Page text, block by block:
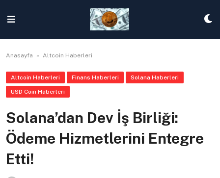
content
Anasayfa » Altcoin Haberleri
Altcoin Haberleri Finans Haberleri Solana Haberleri
USD Coin Haberleri
Solana’dan Dev İş Birliği:
Ödeme Hizmetlerini Entegre
Etti!